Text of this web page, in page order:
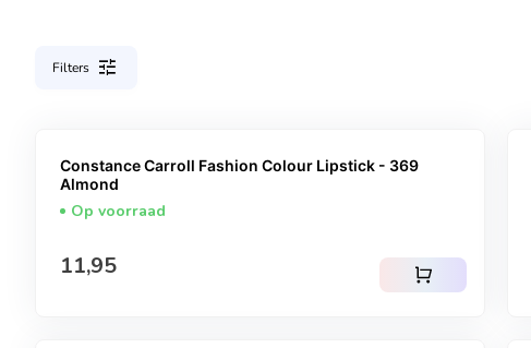
Filters tune
Constance Carroll Fashion Colour Lipstick - 369
Almond
Op voorraad
Normale prijs
11,95 shopping_cart